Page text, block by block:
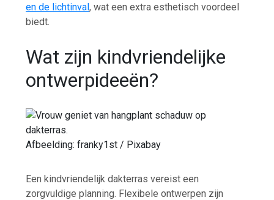
en de lichtinval, wat een extra esthetisch voordeel
biedt.
Wat zijn kindvriendelijke
ontwerpideeën?
Afbeelding: franky1st / Pixabay
Een kindvriendelijk dakterras vereist een
zorgvuldige planning. Flexibele ontwerpen zijn